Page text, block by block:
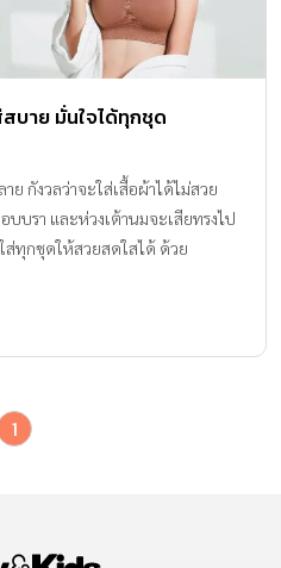
สบาย มั่นใจได้ทุกชุด
กังวลว่าจะใส่เสื้อผ้าได้ไม่สวย
บรา และห่วงเต้านมจะเสียทรงไป
ทุกชุดให้สวยสดใสได้ ด้วย
1